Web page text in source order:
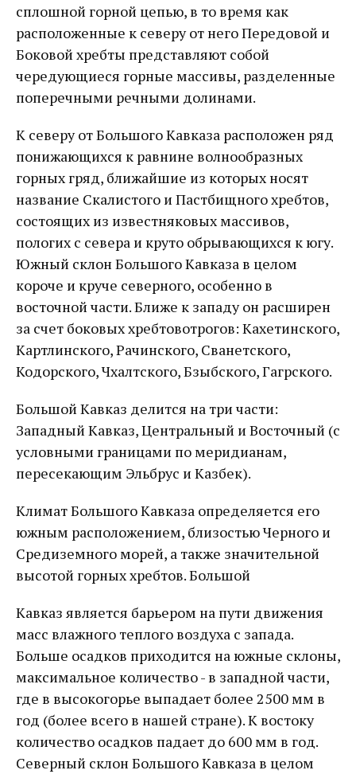
сплошной горной цепью, в то время как
расположенные к северу от него Передовой и
Боковой хребты представляют собой
чередующиеся горные массивы, разделенные
поперечными речными долинами.
К северу от Большого Кавказа расположен ряд
понижающихся к равнине волнообразных
горных гряд, ближайшие из которых носят
название Скалистого и Пастбищного хребтов,
состоящих из известняковых массивов,
пологих с севера и круто обрывающихся к югу.
Южный склон Большого Кавказа в целом
короче и круче северного, особенно в
восточной части. Ближе к западу он расширен
за счет боковых хребтовотрогов: Кахетинского,
Картлинского, Рачинского, Сванетского,
Кодорского, Чхалтского, Бзыбского, Гагрского.
Большой Кавказ делится на три части:
Западный Кавказ, Центральный и Восточный (с
условными границами по меридианам,
пересекающим Эльбрус и Казбек).
Климат Большого Кавказа определяется его
южным расположением, близостью Черного и
Средиземного морей, а также значительной
высотой горных хребтов. Большой
Кавказ является барьером на пути движения
масс влажного теплого воздуха с запада.
Больше осадков приходится на южные склоны,
максимальное количество - в западной части,
где в высокогорье выпадает более 2500 мм в
год (более всего в нашей стране). К востоку
количество осадков падает до 600 мм в год.
Северный склон Большого Кавказа в целом